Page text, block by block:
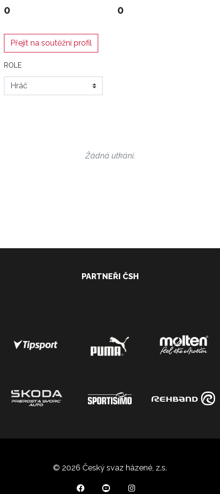
0 0
Přejít na soutěžní profil
ROLE
Žádná utkání.
PARTNEŘI ČSH
© 2026 Český svaz házené, z.s.